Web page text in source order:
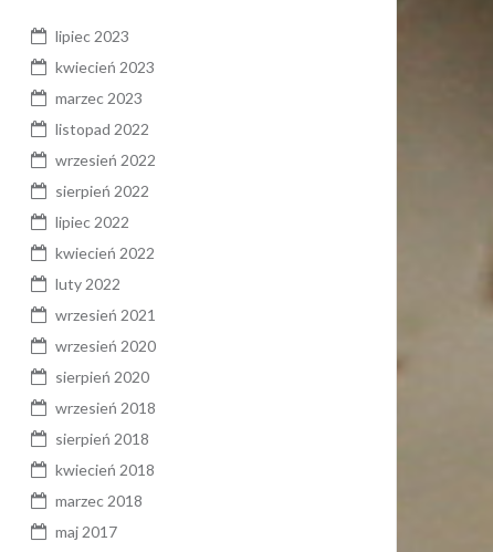
lipiec 2023
kwiecień 2023
marzec 2023
listopad 2022
wrzesień 2022
sierpień 2022
lipiec 2022
kwiecień 2022
luty 2022
wrzesień 2021
wrzesień 2020
sierpień 2020
wrzesień 2018
sierpień 2018
kwiecień 2018
marzec 2018
maj 2017